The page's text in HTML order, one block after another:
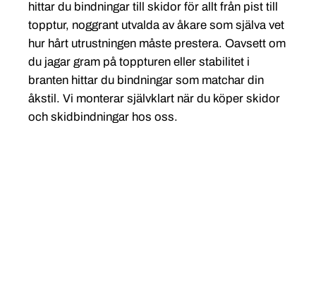
hittar du bindningar till skidor för allt från pist till
topptur, noggrant utvalda av åkare som själva vet
hur hårt utrustningen måste prestera. Oavsett om
du jagar gram på toppturen eller stabilitet i
branten hittar du bindningar som matchar din
åkstil. Vi monterar självklart när du köper skidor
och skidbindningar hos oss.